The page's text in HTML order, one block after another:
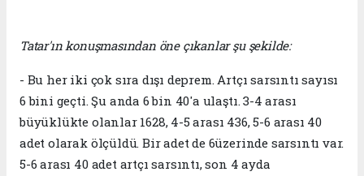
Tatar'ın konuşmasından öne çıkanlar şu şekilde:
- Bu her iki çok sıra dışı deprem. Artçı sarsıntı sayısı
6 bini geçti. Şu anda 6 bin 40'a ulaştı. 3-4 arası
büyüklükte olanlar 1628, 4-5 arası 436, 5-6 arası 40
adet olarak ölçüldü. Bir adet de 6üzerinde sarsıntı var.
5-6 arası 40 adet artçı sarsıntı, son 4 ayda